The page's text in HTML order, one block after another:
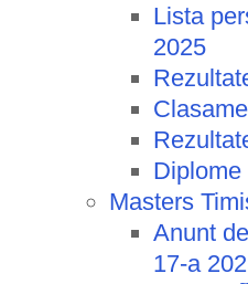
Lista
2025
Masters
Anunt
17-a